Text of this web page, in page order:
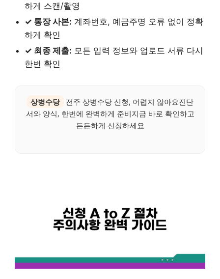
하게 스캔/촬영
✓ 통장 사본: 계좌번호, 예금주명 오류 없이 정확
하게 확인
✓ 최종 제출: 모든 입력 정보와 업로드 서류 다시
한번 확인
상병수당
전주 상병수당 신청, 어렵지 않아요진단
서와 양식, 한번에 완벽하게 준비지금 바로 확인하고
든든하게 신청하세요